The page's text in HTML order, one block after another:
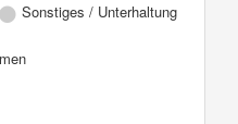
Sonstiges / Unterhaltung